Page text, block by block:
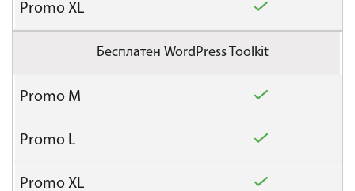
Бесплатен WordPress Toolkit